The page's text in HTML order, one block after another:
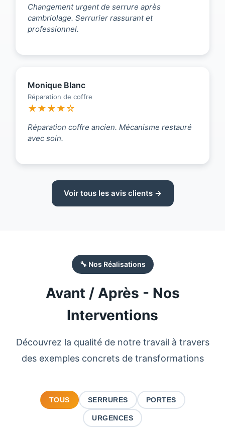
Changement urgent de serrure après
cambriolage. Serrurier rassurant et
professionnel.
Monique Blanc
Réparation de coffre
★★★★☆
Réparation coffre ancien. Mécanisme restauré
avec soin.
Voir tous les avis clients →
🔧 Nos Réalisations
Avant / Après - Nos
Interventions
Découvrez la qualité de notre travail à travers
des exemples concrets de transformations
TOUS SERRURES PORTES
URGENCES